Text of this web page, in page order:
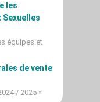
les
équipes et
de vente
/ 2025 »